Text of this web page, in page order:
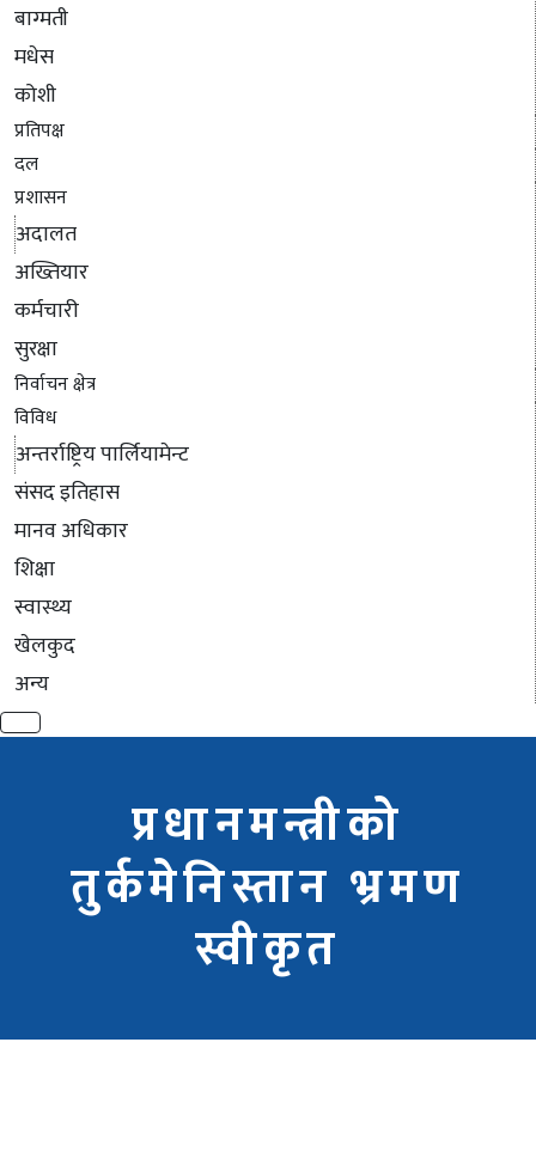
बाग्मती
मधेस
कोशी
प्रतिपक्ष
दल
प्रशासन
अदालत
अख्तियार
कर्मचारी
सुरक्षा
निर्वाचन क्षेत्र
विविध
अन्तर्राष्ट्रिय पार्लियामेन्ट
संसद इतिहास
मानव अधिकार
शिक्षा
स्वास्थ्य
खेलकुद
अन्य
प्रधानमन्त्रीको
तुर्कमेनिस्तान भ्रमण
स्वीकृत